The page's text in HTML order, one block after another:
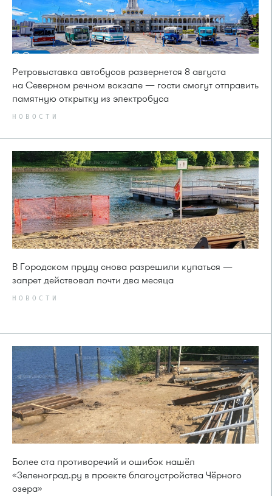
Ретровыставка автобусов развернется 8 августа
на Северном речном вокзале — гости смогут отправить
памятную открытку из электробуса
НОВОСТИ
В Городском пруду снова разрешили купаться —
запрет действовал почти два месяца
НОВОСТИ
Более ста противоречий и ошибок нашёл
«Зеленоград.ру в проекте благоустройства Чёрного
озера»